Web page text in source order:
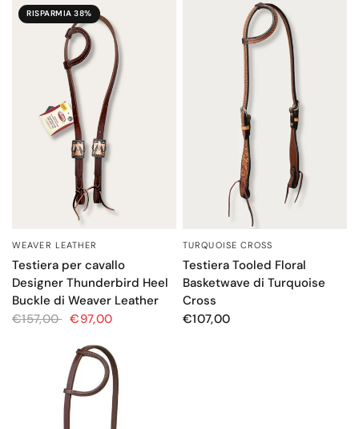
RISPARMIA 38%
OCCHIATA VELOCE
WEAVER LEATHER
Testiera per cavallo
Designer Thunderbird Heel
Buckle di Weaver Leather
€157,00 €97,00
OCCHIATA VELOCE
TURQUOISE CROSS
Testiera Tooled Floral
Basketwave di Turquoise
Cross
€107,00